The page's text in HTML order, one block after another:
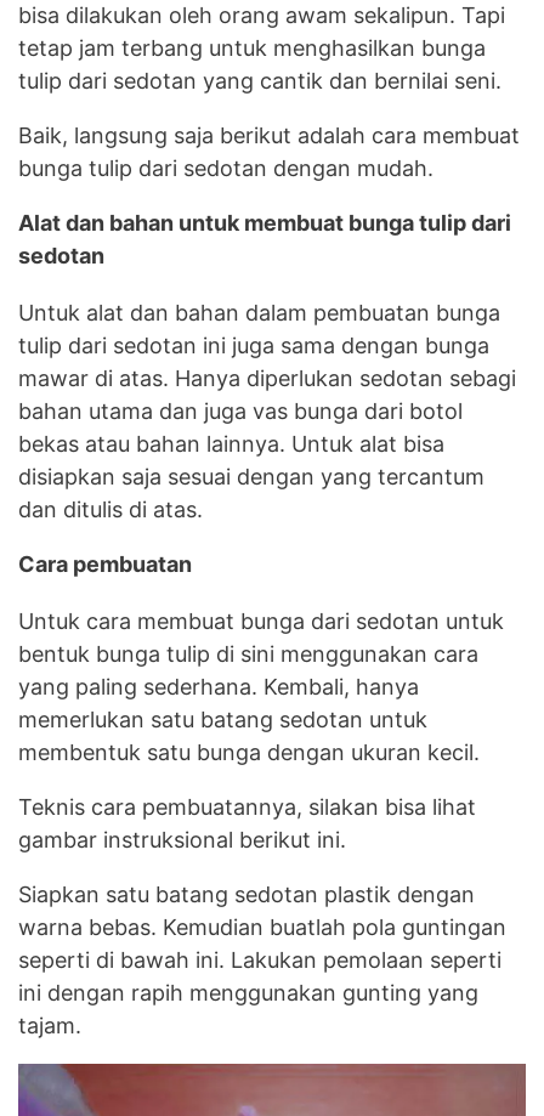
bisa dilakukan oleh orang awam sekalipun. Tapi
tetap jam terbang untuk menghasilkan bunga
tulip dari sedotan yang cantik dan bernilai seni.
Baik, langsung saja berikut adalah cara membuat
bunga tulip dari sedotan dengan mudah.
Alat dan bahan untuk membuat bunga tulip dari
sedotan
Untuk alat dan bahan dalam pembuatan bunga
tulip dari sedotan ini juga sama dengan bunga
mawar di atas. Hanya diperlukan sedotan sebagi
bahan utama dan juga vas bunga dari botol
bekas atau bahan lainnya. Untuk alat bisa
disiapkan saja sesuai dengan yang tercantum
dan ditulis di atas.
Cara pembuatan
Untuk cara membuat bunga dari sedotan untuk
bentuk bunga tulip di sini menggunakan cara
yang paling sederhana. Kembali, hanya
memerlukan satu batang sedotan untuk
membentuk satu bunga dengan ukuran kecil.
Teknis cara pembuatannya, silakan bisa lihat
gambar instruksional berikut ini.
Siapkan satu batang sedotan plastik dengan
warna bebas. Kemudian buatlah pola guntingan
seperti di bawah ini. Lakukan pemolaan seperti
ini dengan rapih menggunakan gunting yang
tajam.